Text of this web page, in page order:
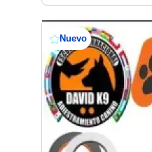
Nuevo